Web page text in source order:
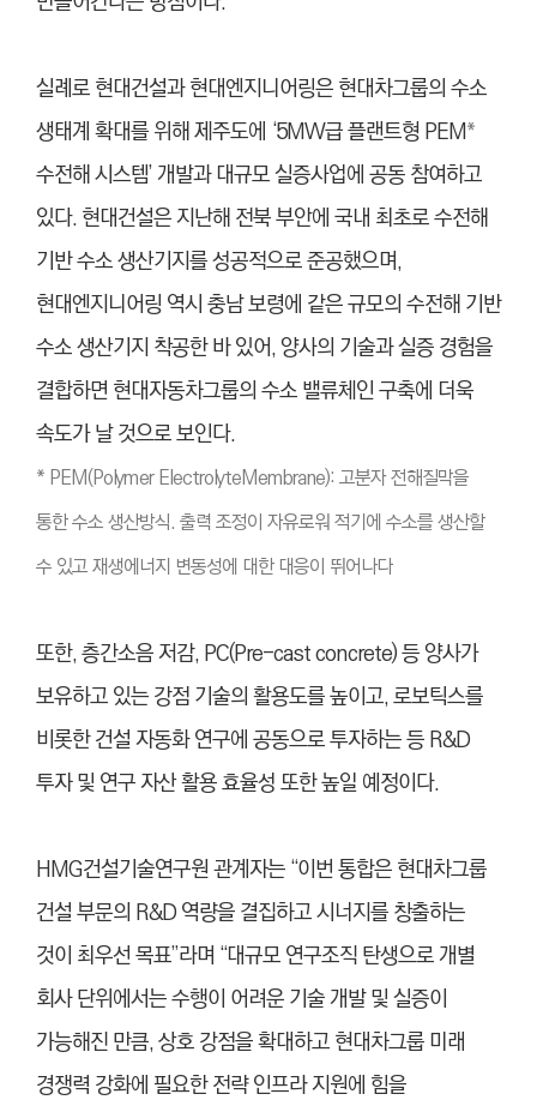
실례로 현대건설과 현대엔지니어링은 현대차그룹의 수소
생태계 확대를 위해 제주도에 ‘5MW급 플랜트형 PEM*
수전해 시스템’ 개발과 대규모 실증사업에 공동 참여하고
있다. 현대건설은 지난해 전북 부안에 국내 최초로 수전해
기반 수소 생산기지를 성공적으로 준공했으며,
현대엔지니어링 역시 충남 보령에 같은 규모의 수전해 기반
수소 생산기지 착공한 바 있어, 양사의 기술과 실증 경험을
결합하면 현대자동차그룹의 수소 밸류체인 구축에 더욱
속도가 날 것으로 보인다.
* PEM(Polymer ElectrolyteMembrane): 고분자 전해질막을
통한 수소 생산방식. 출력 조정이 자유로워 적기에 수소를 생산할
수 있고 재생에너지 변동성에 대한 대응이 뛰어나다
또한, 층간소음 저감, PC(Pre-cast concrete) 등 양사가
보유하고 있는 강점 기술의 활용도를 높이고, 로보틱스를
비롯한 건설 자동화 연구에 공동으로 투자하는 등 R&D
투자 및 연구 자산 활용 효율성 또한 높일 예정이다.
HMG건설기술연구원 관계자는 “이번 통합은 현대차그룹
건설 부문의 R&D 역량을 결집하고 시너지를 창출하는
것이 최우선 목표”라며 “대규모 연구조직 탄생으로 개별
회사 단위에서는 수행이 어려운 기술 개발 및 실증이
가능해진 만큼, 상호 강점을 확대하고 현대차그룹 미래
경쟁력 강화에 필요한 전략 인프라 지원에 힘을